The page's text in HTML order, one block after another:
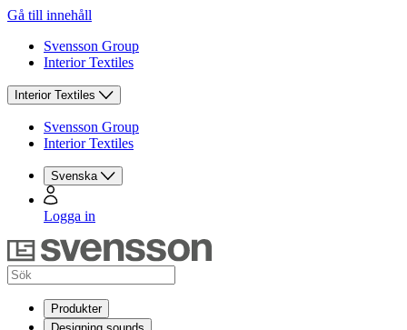
Gå till innehåll
Svensson Group
Interior Textiles
Interior Textiles
Svensson Group
Interior Textiles
Svenska
Logga in
Produkter